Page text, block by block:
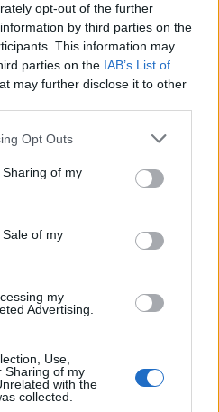
opt-out of the further
by third parties on the
This information may
parties on the IAB’s List of
may further disclose it to other
Opt Outs
of my
of my
my
Advertising.
Use,
Sharing of my
with the
collected.